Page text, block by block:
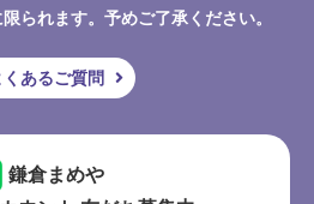
られます。予めご了承ください。
くあるご質問
鎌倉まめや